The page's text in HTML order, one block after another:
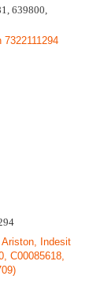
639800,